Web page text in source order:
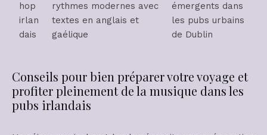
hop
irlan
dais
rythmes modernes avec
textes en anglais et
gaélique
émergents dans
les pubs urbains
de Dublin
Conseils pour bien préparer votre voyage et
profiter pleinement de la musique dans les
pubs irlandais